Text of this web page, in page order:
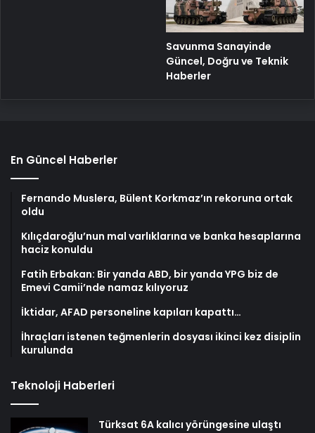
Savunma Sanayinde
Güncel, Doğru ve Teknik
Haberler
En Güncel Haberler
Fernando Muslera, Bülent Korkmaz’ın rekoruna ortak
oldu
Kılıçdaroğlu’nun mal varlıklarına ve banka hesaplarına
haciz konuldu
Fatih Erbakan: Bir yanda ABD, bir yanda YPG biz de
Emevi Camii’nde namaz kılıyoruz
İktidar, AFAD personeline kapıları kapattı…
İhraçları istenen teğmenlerin dosyası ikinci kez disiplin
kurulunda
Teknoloji Haberleri
Türksat 6A kalıcı yörüngesine ulaştı